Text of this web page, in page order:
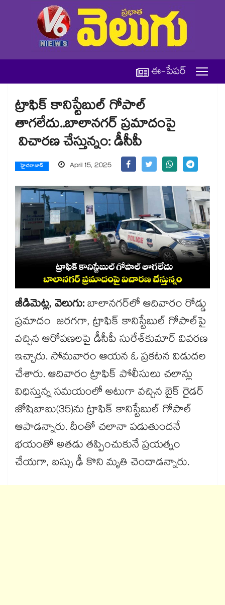
ఈ-పేపర్
ట్రాఫిక్​ కానిస్టేబుల్ గోపాల్​
తాగలేదు..బాలానగర్ ప్రమాదంపై
విచారణ చేస్తున్నం: డీసీపీ
హైదరాబాద్ April 15, 2025
జీడిమెట్ల, వెలుగు:బాలానగర్​లో ఆదివారం రోడ్డు
ప్రమాదం జరగగా, ట్రాఫిక్ కానిస్టేబుల్ గోపాల్​​పై
వచ్చిన ఆరోపణలపై డీసీపీ సురేశ్​కుమార్​ వివరణ
ఇచ్చారు. సోమవారం ఆయన ఓ ప్రకటన విడుదల
చేశారు. ఆదివారం ట్రాఫిక్ ​పోలీసులు చలాన్లు
విధిస్తున్న సమయంలో అటుగా వచ్చిన బైక్​ రైడర్
జోషిబాబు(35)ను ట్రాఫిక్​ కానిస్టేబుల్ గోపాల్​
ఆపాడన్నారు. దీంతో చలానా పడుతుందనే
భయంతో అతడు తప్పించుకునే ప్రయత్నం
చేయగా, బస్సు ఢీ కొని మృతి చెందాడన్నారు.